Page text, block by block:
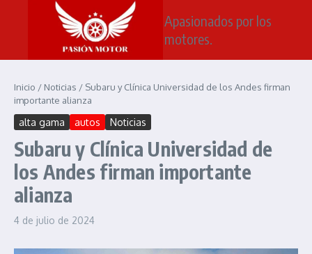
Saltar al contenido
Apasionados por los
motores.
Inicio / Noticias / Subaru y Clínica Universidad de los Andes firman
importante alianza
alta gama autos Noticias
Subaru y Clínica Universidad de
los Andes firman importante
alianza
4 de julio de 2024